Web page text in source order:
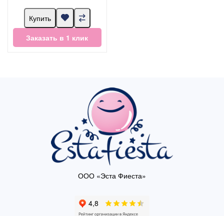
Купить
Заказать в 1 клик
ООО «Эста Фиеста»